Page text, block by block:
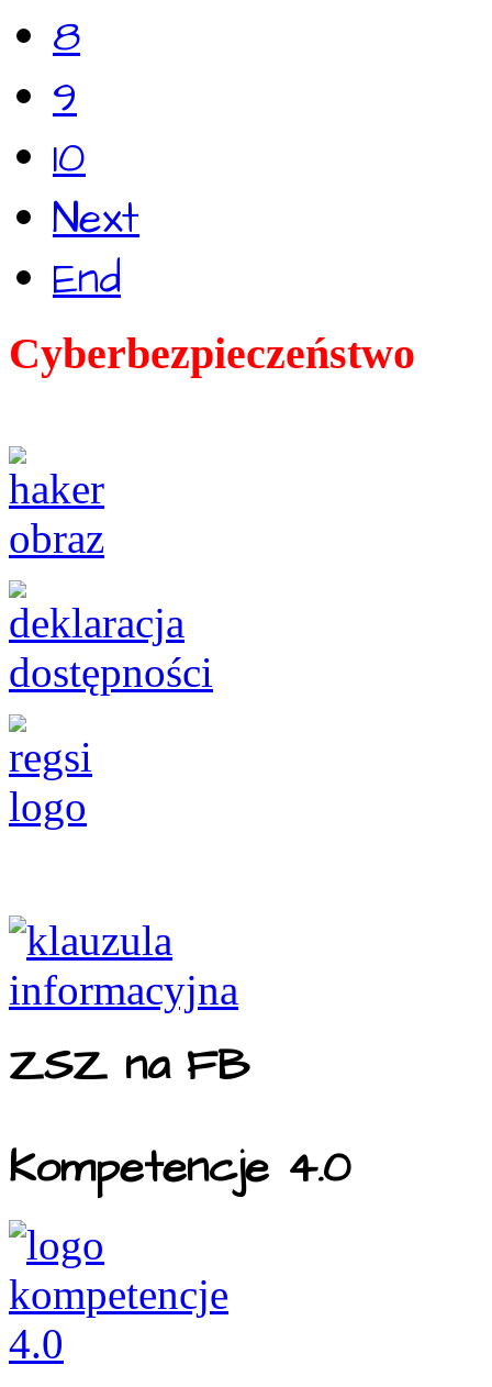
8
9
10
Next
End
Cyberbezpieczeństwo
ZSZ na FB
Kompetencje 4.0